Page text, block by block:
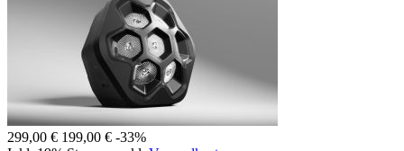
299,00 € 199,00 € -33%